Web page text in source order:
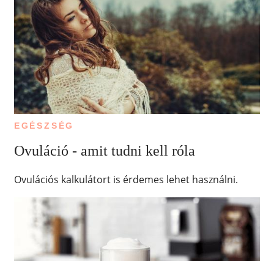
EGÉSZSÉG
Ovuláció - amit tudni kell róla
Ovulációs kalkulátort is érdemes lehet használni.